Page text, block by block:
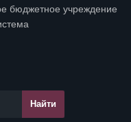
бюджетное учреждение